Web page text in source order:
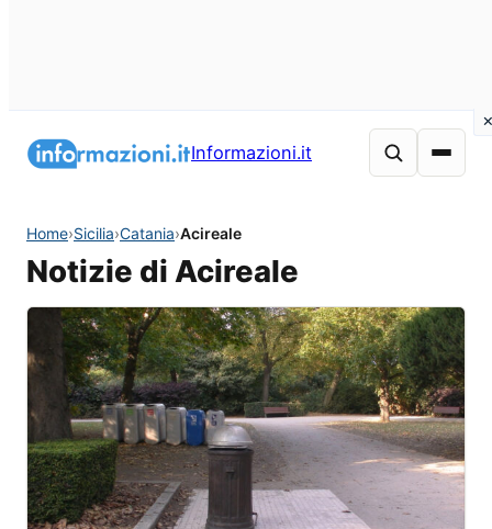
Informazioni.it
Home›Sicilia›Catania›Acireale
Notizie di Acireale